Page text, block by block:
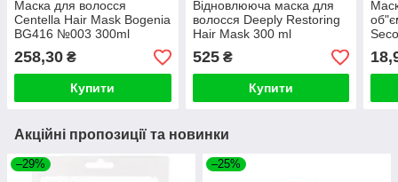
Маска для волосся
Centella Hair Mask Bogenia
BG416 №003 300ml
258,30 ₴
Купити
Відновлююча маска для
волосся Deeply Restoring
Hair Mask 300 ml
525₴
Купити
8ml
Акційні пропозиції та новинки
–29% –25%